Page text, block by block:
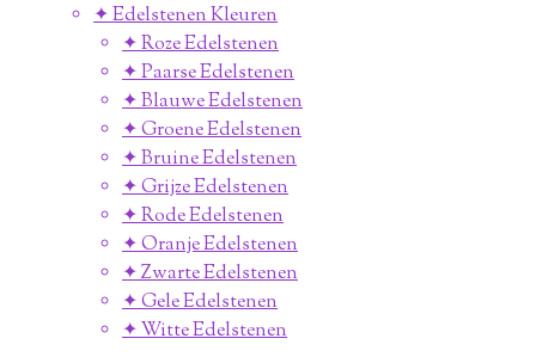
✦ Edelstenen Kleuren
✦ Roze Edelstenen
✦ Paarse Edelstenen
✦ Blauwe Edelstenen
✦ Groene Edelstenen
✦ Bruine Edelstenen
✦ Grijze Edelstenen
✦ Rode Edelstenen
✦ Oranje Edelstenen
✦ Zwarte Edelstenen
✦ Gele Edelstenen
✦ Witte Edelstenen